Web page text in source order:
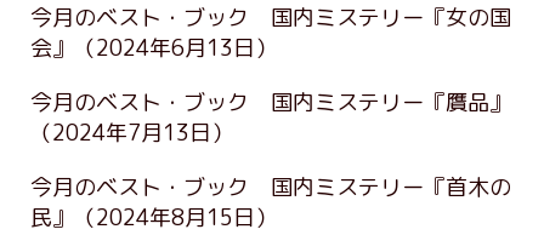
今月のベスト・ブック 国内ミステリー『女の国
会』
（2024年6月13日）
今月のベスト・ブック 国内ミステリー『贋品』
（2024年7月13日）
今月のベスト・ブック 国内ミステリー『首木の
民』
（2024年8月15日）